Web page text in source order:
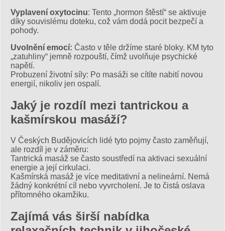
Vyplavení oxytocinu: Tento „hormon štěstí“ se aktivuje
díky souvislému doteku, což vám dodá pocit bezpečí a
pohody.
Uvolnění emocí: Často v těle držíme staré bloky. KM tyto
„zatuhliny“ jemně rozpouští, čímž uvolňuje psychické
napětí.
Probuzení životní síly: Po masáži se cítíte nabití novou
energií, nikoliv jen ospalí.
Jaký je rozdíl mezi tantrickou a
kašmírskou masáží?
V Českých Budějovicích lidé tyto pojmy často zaměňují,
ale rozdíl je v záměru:
Tantrická masáž se často soustředí na aktivaci sexuální
energie a její cirkulaci.
Kašmírská masáž je více meditativní a nelineární. Nemá
žádný konkrétní cíl nebo vyvrcholení. Je to čistá oslava
přítomného okamžiku.
Zajímá vás širší nabídka